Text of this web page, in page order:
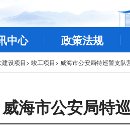
中心 政策法规
设项目> 竣工项目> 威海市公安局特巡警支队
威海市公安局特